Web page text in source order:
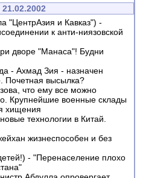
"ЦентрАзия и Кавказ") -
к анти-ниязовской
дворе "Манаса"! Будни
- Ахмад Зия - назначен
Почетная высылка?
что ему все можно
Крупнейшие военные склады
хищения
технологии в Китай.
жизнеспособен и без
- "Перенаселение плохо